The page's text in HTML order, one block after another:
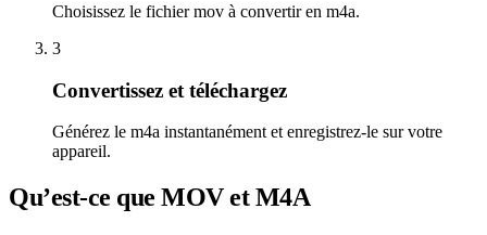
Choisissez le fichier mov à convertir en m4a.
3
Convertissez et téléchargez
Générez le m4a instantanément et enregistrez-le sur votre
appareil.
Qu’est-ce que MOV et M4A